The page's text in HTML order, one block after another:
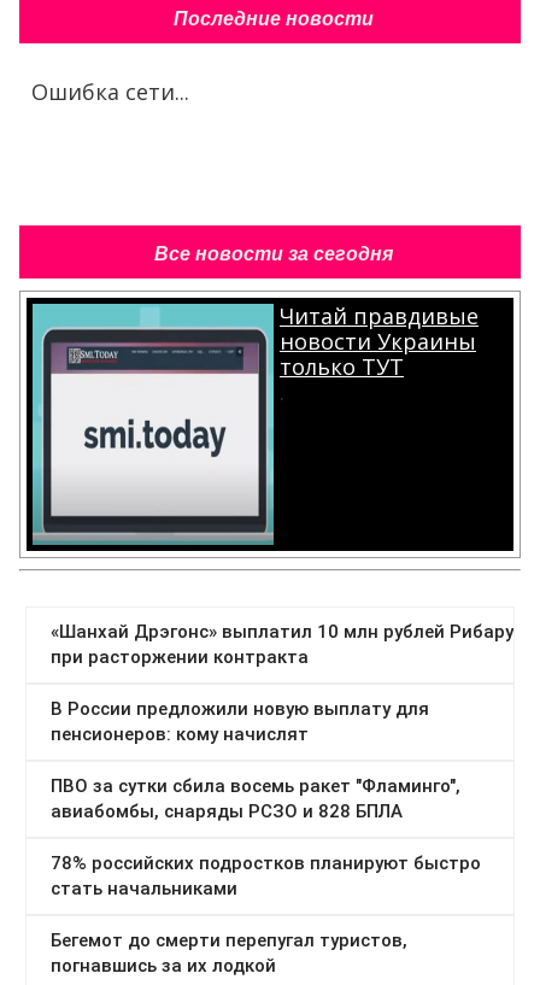
Последние новости
Ошибка сети...
Все новости за сегодня
Читай правдивые
новости Украины
только ТУТ
.